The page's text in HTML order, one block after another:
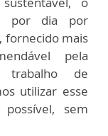
por dia por
fornecido mais
pela
trabalho de
utilizar esse
sem